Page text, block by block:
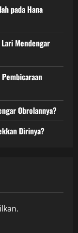
pada Hana
Mendengar
Obrolannya?
Dirinya?